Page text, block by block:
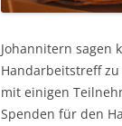
Johannitern sagen
Handarbeitstreff
mit einigen
Spenden für den